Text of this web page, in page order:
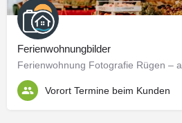
Ferienwohnungbilder
Vorort Termine beim Kunden